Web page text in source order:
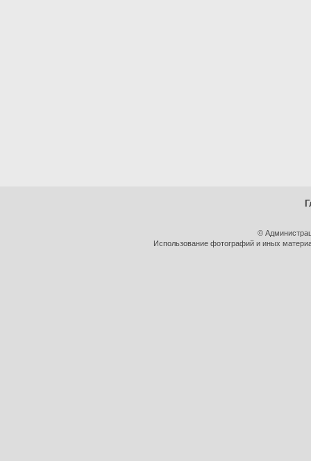
©
Использование фотографий и иных